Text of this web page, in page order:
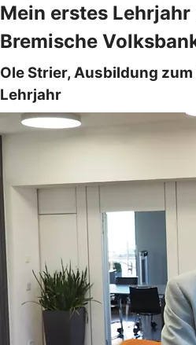
Mein erstes Lehrjahr
Bremische
Ole Strier, Ausbildung
Lehrjahr